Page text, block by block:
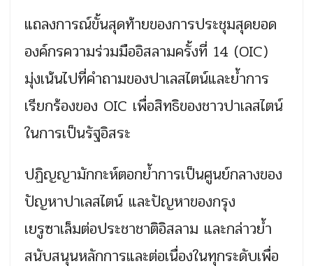
แถลงการณ์ขั้นสุดท้ายของการประชุมสุดยอด
องค์กรความร่วมมืออิสลามครั้งที่ 14 (OIC)
มุ่งเน้นไปที่คำถามของปาเลสไตน์และย้ำการ
เรียกร้องของ OIC เพื่อสิทธิของชาวปาเลสไตน์
ในการเป็นรัฐอิสระ
ปฏิญญามักกะห์ตอกย้ำการเป็นศูนย์กลางของ
ปัญหาปาเลสไตน์ และปัญหาของกรุง
เยรูซาเล็มต่อประชาชาติอิสลาม และกล่าวย้ำ
สนับสนุนหลักการและต่อเนื่องในทุกระดับเพื่อ